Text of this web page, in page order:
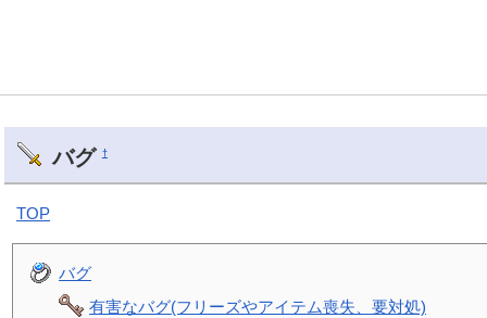
バグ †
TOP
バグ
有害なバグ(フリーズやアイテム喪失、要対処)